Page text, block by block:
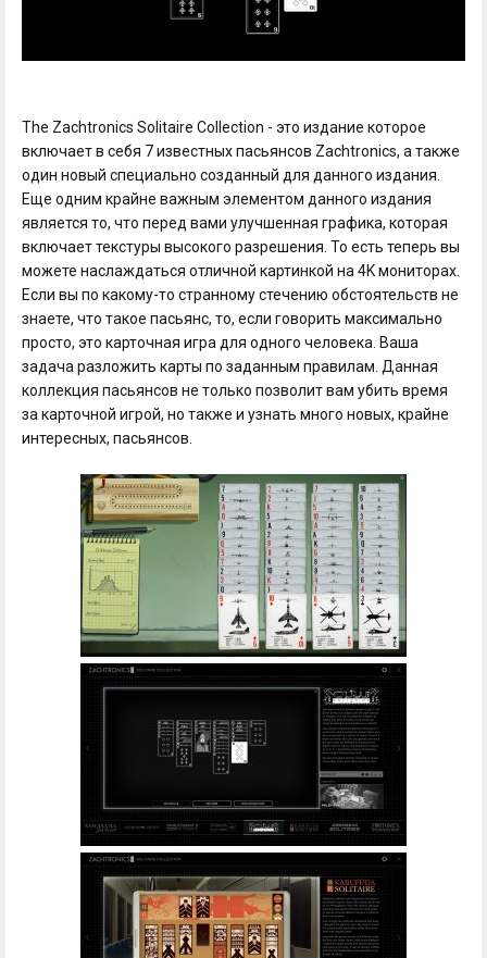
The Zachtronics Solitaire Collection - это издание которое
включает в себя 7 известных пасьянсов Zachtronics, а также
один новый специально созданный для данного издания.
Еще одним крайне важным элементом данного издания
является то, что перед вами улучшенная графика, которая
включает текстуры высокого разрешения. То есть теперь вы
можете наслаждаться отличной картинкой на 4K мониторах.
Если вы по какому-то странному стечению обстоятельств не
знаете, что такое пасьянс, то, если говорить максимально
просто, это карточная игра для одного человека. Ваша
задача разложить карты по заданным правилам. Данная
коллекция пасьянсов не только позволит вам убить время
за карточной игрой, но также и узнать много новых, крайне
интересных, пасьянсов.